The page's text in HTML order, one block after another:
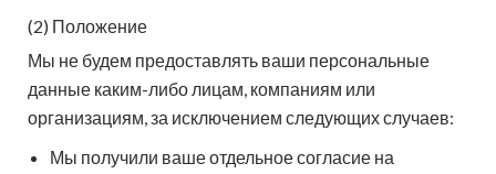
(2) Положение
Мы не будем предоставлять ваши персональные
данные каким-либо лицам, компаниям или
организациям, за исключением следующих случаев:
Мы получили ваше отдельное согласие на